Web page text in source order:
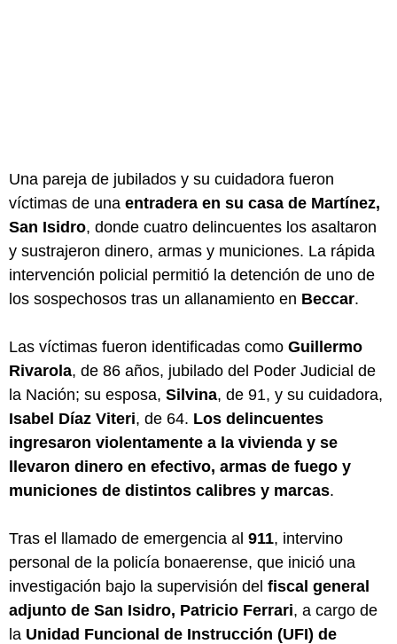
Una pareja de jubilados y su cuidadora fueron
víctimas de una entradera en su casa de Martínez,
San Isidro, donde cuatro delincuentes los asaltaron
y sustrajeron dinero, armas y municiones. La rápida
intervención policial permitió la detención de uno de
los sospechosos tras un allanamiento en Beccar.
Las víctimas fueron identificadas como Guillermo
Rivarola, de 86 años, jubilado del Poder Judicial de
la Nación; su esposa, Silvina, de 91, y su cuidadora,
Isabel Díaz Viteri, de 64. Los delincuentes
ingresaron violentamente a la vivienda y se
llevaron dinero en efectivo, armas de fuego y
municiones de distintos calibres y marcas.
Tras el llamado de emergencia al 911, intervino
personal de la policía bonaerense, que inició una
investigación bajo la supervisión del fiscal general
adjunto de San Isidro, Patricio Ferrari, a cargo de
la Unidad Funcional de Instrucción (UFI) de